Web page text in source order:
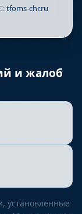
tfoms-chr.ru
и жалоб
установленные